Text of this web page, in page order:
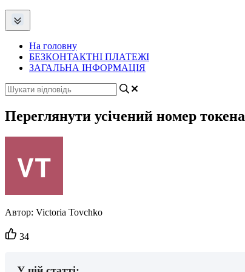
На головну
БЕЗКОНТАКТНІ ПЛАТЕЖІ
ЗАГАЛЬНА ІНФОРМАЦІЯ
Переглянути усічений номер токена
Автор: Victoria Tovchko
Кількість
вподобайок:
34